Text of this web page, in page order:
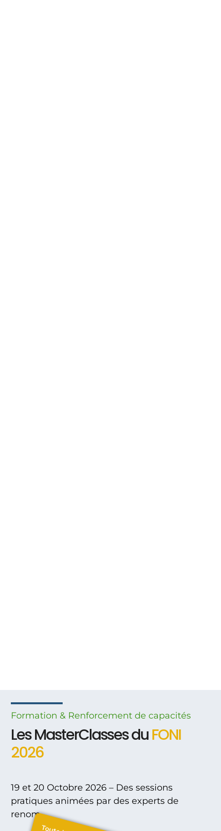
Formation & Renforcementde capacités
Les MasterClasses duFONI
2026
19 et 20 Octobre 2026 – Des sessions
pratiques animées par des experts de
renom.